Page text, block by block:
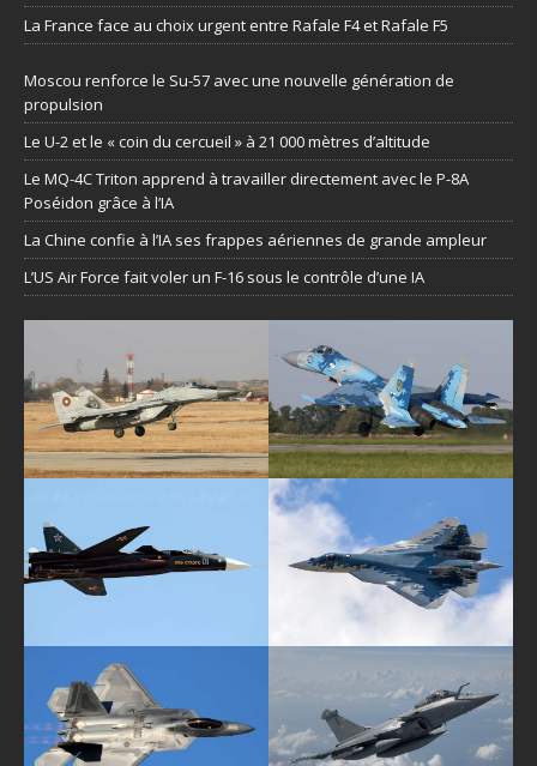
La France face au choix urgent entre Rafale F4 et Rafale F5
Moscou renforce le Su-57 avec une nouvelle génération de
propulsion
Le U-2 et le « coin du cercueil » à 21 000 mètres d’altitude
Le MQ-4C Triton apprend à travailler directement avec le P-8A
Poséidon grâce à l’IA
La Chine confie à l’IA ses frappes aériennes de grande ampleur
L’US Air Force fait voler un F-16 sous le contrôle d’une IA